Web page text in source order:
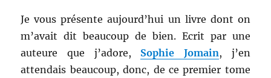
Je vous présente aujourd’hui un livre dont on
m’avait dit beaucoup de bien. Ecrit par une
auteure que j’adore, Sophie Jomain, j’en
attendais beaucoup, donc, de ce premier tome